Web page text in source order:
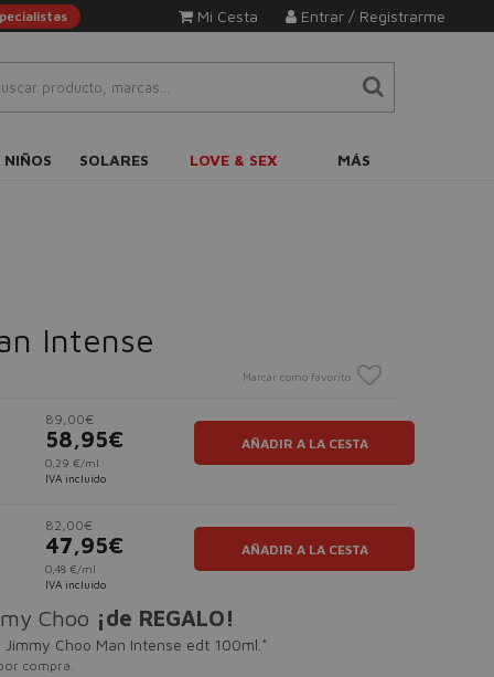
Entrar / Registrarme
Mi Cesta
SOLARES LOVE & SEX MÁS
Intense
Marcar como favorito
89,00€
58,95€
0,29 €/ml
IVA incluido
AÑADIR A LA CESTA
82,00€
47,95€
0,48 €/ml
IVA incluido
AÑADIR A LA CESTA
Choo ¡de REGALO!
Choo Man Intense edt 100ml.*
compra.